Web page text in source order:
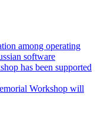
among operating
software
has been supported
Workshop will